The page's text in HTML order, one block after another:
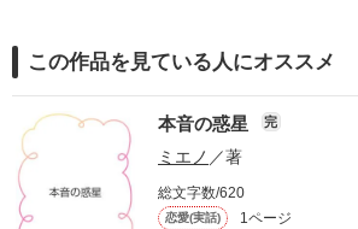
この作品を見ている人にオススメ
本音の惑星 完
ミエノ ／著
総文字数/620
恋愛(実話) 1ページ